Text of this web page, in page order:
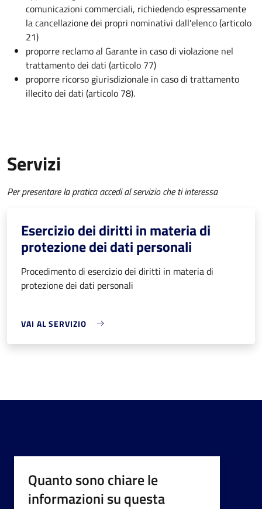
comunicazioni commerciali, richiedendo espressamente
la cancellazione dei propri nominativi dall'elenco (articolo
21)
proporre reclamo al Garante in caso di violazione nel
trattamento dei dati (articolo 77)
proporre ricorso giurisdizionale in caso di trattamento
illecito dei dati (articolo 78).
Servizi
Per presentare la pratica accedi al servizio che ti interessa
Esercizio dei diritti in materia di
protezione dei dati personali
Procedimento di esercizio dei diritti in materia di
protezione dei dati personali
VAI AL SERVIZIO
Quanto sono chiare le
informazioni su questa